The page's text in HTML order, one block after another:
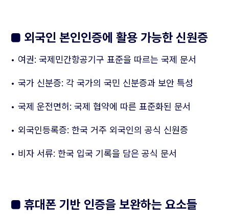
■ 외국인 본인인증에 활용 가능한 신원증
• 여권: 국제민간항공기구 표준을 따르는 국제 문서
• 국가 신분증: 각 국가의 국민 신분증과 보안 특성
• 국제 운전면허: 국제 협약에 따른 표준화된 문서
• 외국인등록증: 한국 거주 외국인의 공식 신원증
• 비자 서류: 한국 입국 기록을 담은 공식 문서
■ 휴대폰 기반 인증을 보완하는 요소들